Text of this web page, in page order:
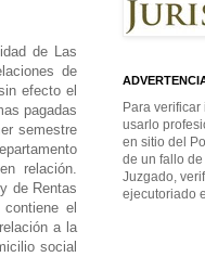
de carácter excepcional debe interpretarse en forma estricta, y el inciso final del artículo 24 de la Ley de Rentas Municipales al referirse a otras inversiones que habilitan la deducción de la base, está involucrando a aquellas afectas al pago de patente municipal. En el caso de que se trata, la empresa receptora de la inversión no tenía existencia jurídica al 31 de diciembre de 2.000, por lo que obviamente no se encontraba afecta al pago de patente. Tal deducción de la inversión sólo puede ser efectuada por la reclamante en la declaración de capital propio a ser presentada en el mes de abril de 2.002, en base al balance al 31 de diciembre de 2.001, pues para tal período sí se habrían cumplido todos los requisitos establecidos en el artículo 5º del D.S. Nº 484 ya citado, para acreditarla; 11º) Que se encuentra acreditado, y reconocido por la propia reclamante, que la inversión que pretende rebajar no se encontraba regis
Para
usarlo
en sitio del
de un fallo
Juzgado,
ejecutoriado